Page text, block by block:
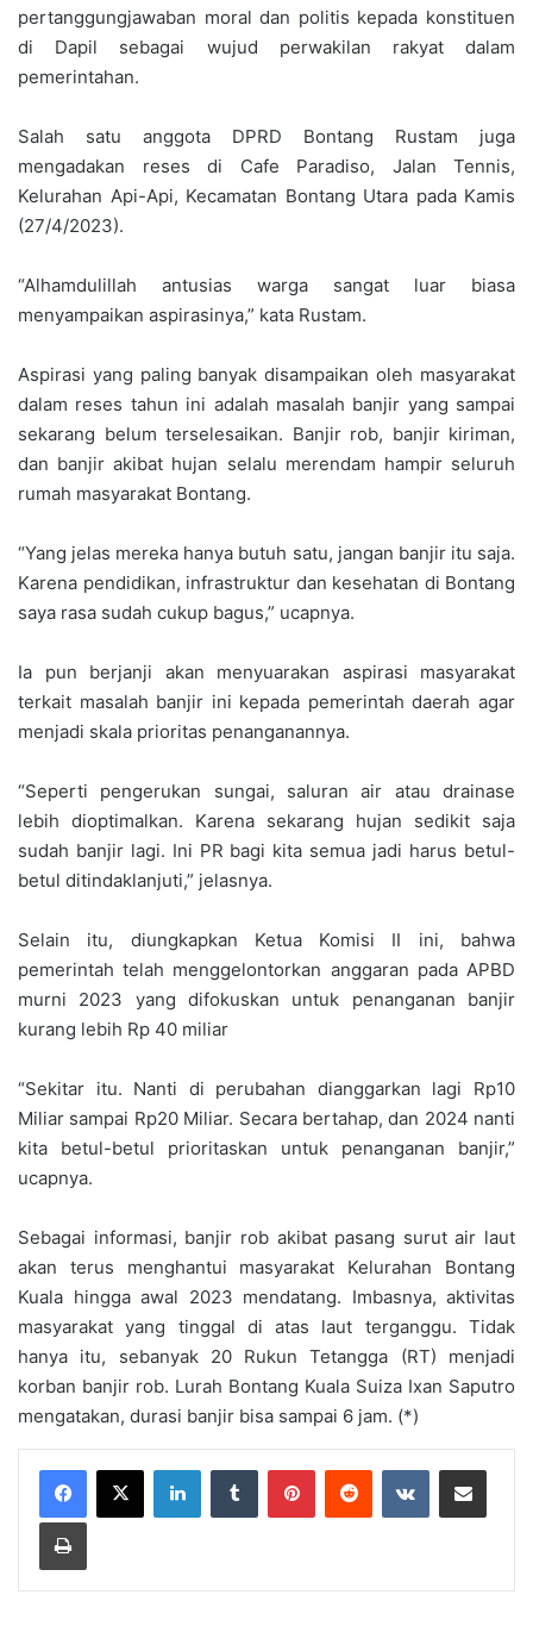
pertanggungjawaban moral dan politis kepada konstituen
di Dapil sebagai wujud perwakilan rakyat dalam
pemerintahan.
Salah satu anggota DPRD Bontang Rustam juga
mengadakan reses di Cafe Paradiso, Jalan Tennis,
Kelurahan Api-Api, Kecamatan Bontang Utara pada Kamis
(27/4/2023).
“Alhamdulillah antusias warga sangat luar biasa
menyampaikan aspirasinya,” kata Rustam.
Aspirasi yang paling banyak disampaikan oleh masyarakat
dalam reses tahun ini adalah masalah banjir yang sampai
sekarang belum terselesaikan. Banjir rob, banjir kiriman,
dan banjir akibat hujan selalu merendam hampir seluruh
rumah masyarakat Bontang.
“Yang jelas mereka hanya butuh satu, jangan banjir itu saja.
Karena pendidikan, infrastruktur dan kesehatan di Bontang
saya rasa sudah cukup bagus,” ucapnya.
Ia pun berjanji akan menyuarakan aspirasi masyarakat
terkait masalah banjir ini kepada pemerintah daerah agar
menjadi skala prioritas penanganannya.
“Seperti pengerukan sungai, saluran air atau drainase
lebih dioptimalkan. Karena sekarang hujan sedikit saja
sudah banjir lagi. Ini PR bagi kita semua jadi harus betul-
betul ditindaklanjuti,” jelasnya.
Selain itu, diungkapkan Ketua Komisi II ini, bahwa
pemerintah telah menggelontorkan anggaran pada APBD
murni 2023 yang difokuskan untuk penanganan banjir
kurang lebih Rp 40 miliar
“Sekitar itu. Nanti di perubahan dianggarkan lagi Rp10
Miliar sampai Rp20 Miliar. Secara bertahap, dan 2024 nanti
kita betul-betul prioritaskan untuk penanganan banjir,”
ucapnya.
Sebagai informasi, banjir rob akibat pasang surut air laut
akan terus menghantui masyarakat Kelurahan Bontang
Kuala hingga awal 2023 mendatang. Imbasnya, aktivitas
masyarakat yang tinggal di atas laut terganggu. Tidak
hanya itu, sebanyak 20 Rukun Tetangga (RT) menjadi
korban banjir rob. Lurah Bontang Kuala Suiza Ixan Saputro
mengatakan, durasi banjir bisa sampai 6 jam. (*)